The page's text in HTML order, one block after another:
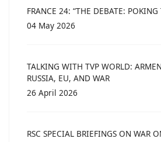
FRANCE 24: “THE DEBATE: POKING
04 May 2026
TALKING WITH TVP WORLD:
RUSSIA, EU, AND WAR
26 April 2026
RSC SPECIAL BRIEFINGS ON WAR